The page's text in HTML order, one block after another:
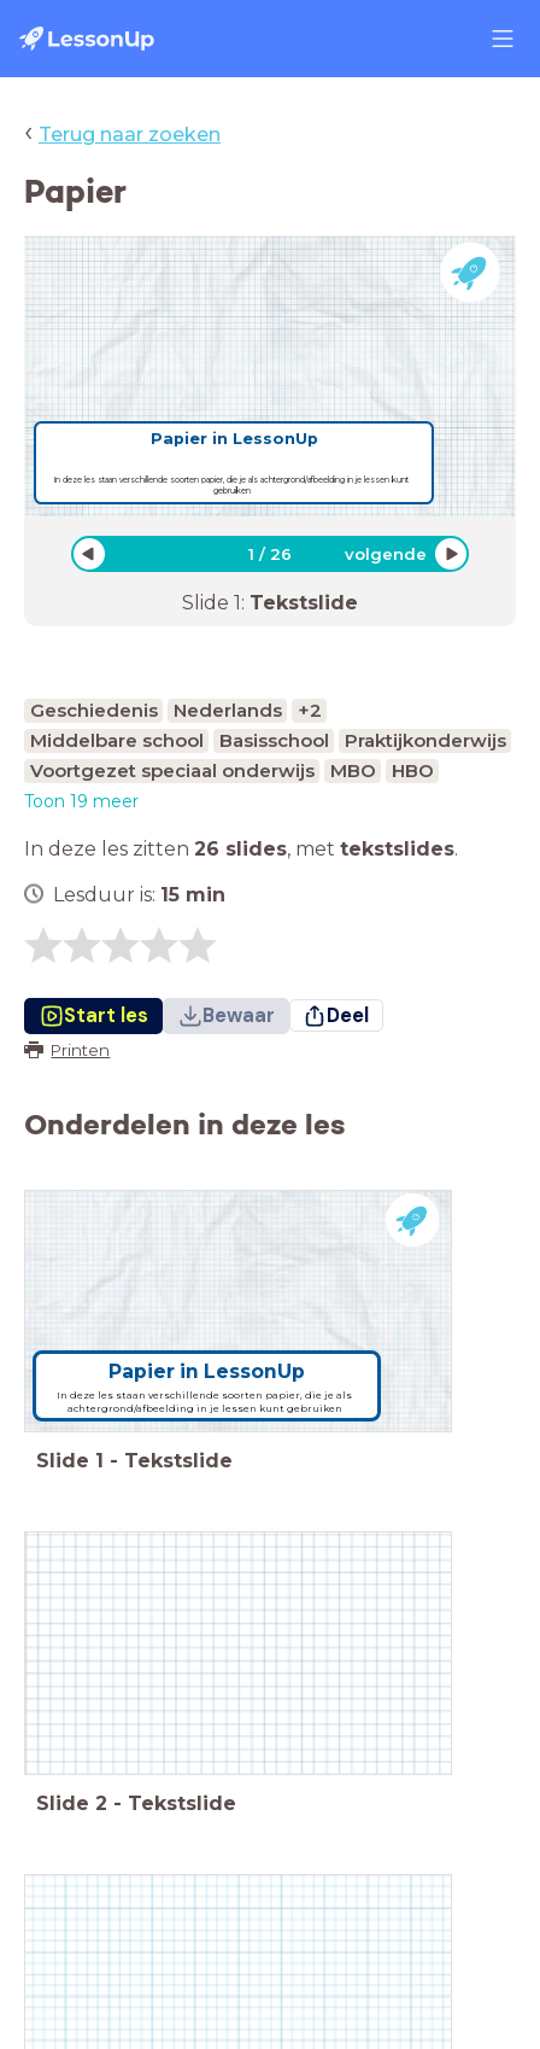
‹ Terug naar zoeken
Papier
Papier in LessonUp
In deze les staan verschillende soorten papier, die je als achtergrond/afbeelding in je lessen kunt
gebruiken
1 /26 volgende
Slide 1: Tekstslide
Geschiedenis Nederlands
+2
Middelbare school
Basisschool
Praktijkonderwijs
Voortgezet speciaal onderwijs
MBO HBO
Toon 19 meer
In deze les zitten 26 slides, met tekstslides.
Lesduur is: 15 min
Start les Bewaar Deel
Printen
Onderdelen in deze les
Papier in LessonUp
In deze les staan verschillende soorten papier, die je als
achtergrond/afbeelding in je lessen kunt gebruiken
Slide 1 - Tekstslide
Slide 2 - Tekstslide